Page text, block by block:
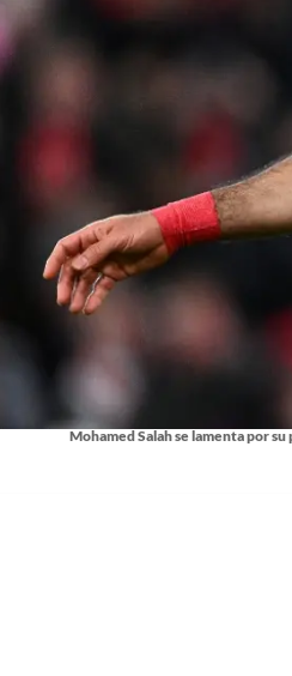
Mohamed Salah se lamenta por